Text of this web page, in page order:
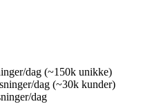
dag (~150k unikke)
dag (~30k kunder)
dag